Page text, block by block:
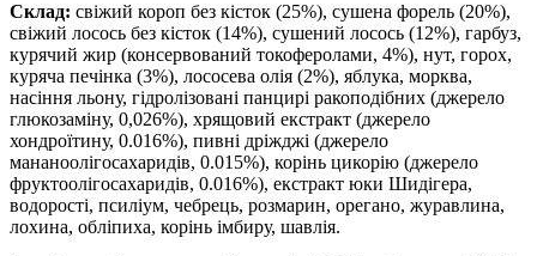
Склад: свіжий короп без кісток (25%), сушена форель (20%),
свіжий лосось без кісток (14%), сушений лосось (12%), гарбуз,
курячий жир (консервований токоферолами, 4%), нут, горох,
куряча печінка (3%), лососева олія (2%), яблука, морква,
насіння льону, гідролізовані панцирі ракоподібних (джерело
глюкозаміну, 0,026%), хрящовий екстракт (джерело
хондроїтину, 0.016%), пивні дріжджі (джерело
мананоолігосахаридів, 0.015%), корінь цикорію (джерело
фруктоолігосахаридів, 0.016%), екстракт юки Шидігера,
водорості, псиліум, чебрець, розмарин, орегано, журавлина,
лохина, обліпиха, корінь імбиру, шавлія.